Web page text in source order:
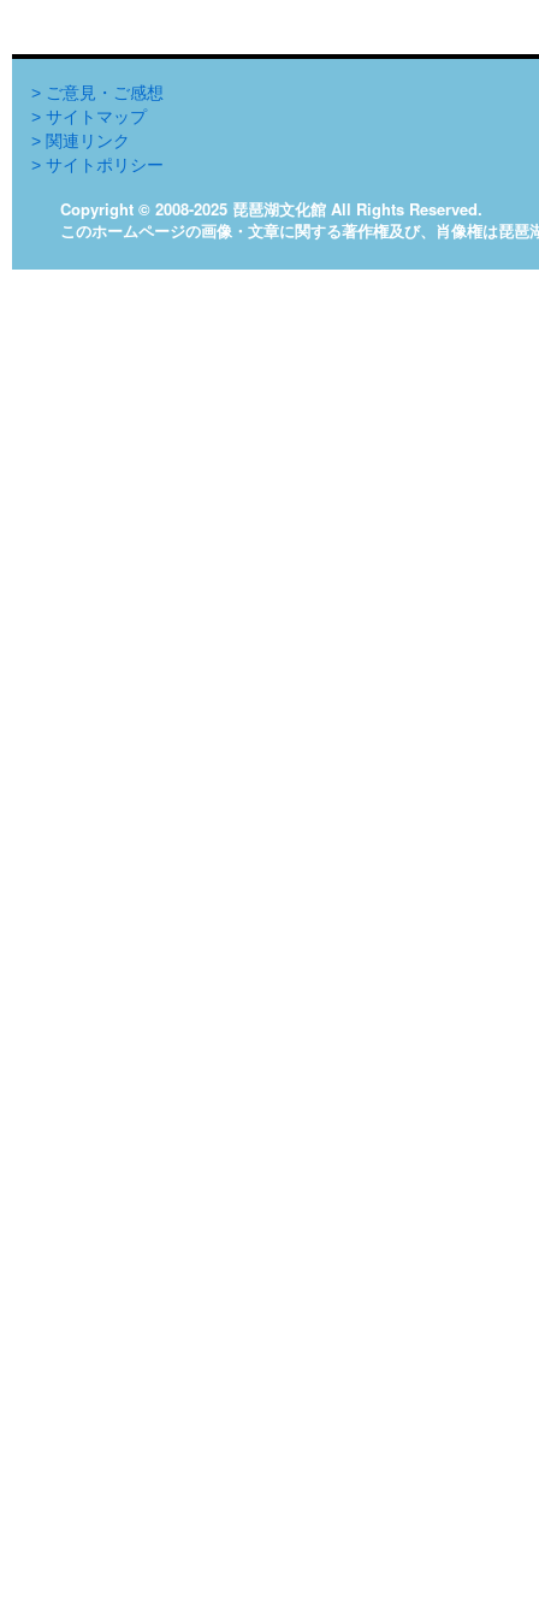
> ご意見・ご感想
> サイトマップ
> 関連リンク
> サイトポリシー
Copyright © 2008-2025 琵琶湖文化館 All Rights Reserved.
このホームページの画像・文章に関する著作権及び、肖像権は琵